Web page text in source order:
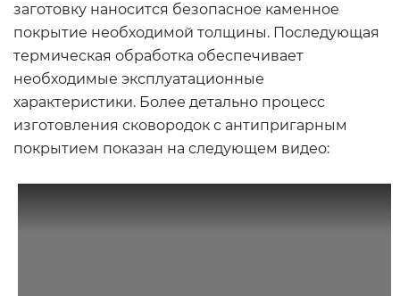
заготовку наносится безопасное каменное
покрытие необходимой толщины. Последующая
термическая обработка обеспечивает
необходимые эксплуатационные
характеристики. Более детально процесс
изготовления сковородок с антипригарным
покрытием показан на следующем видео: